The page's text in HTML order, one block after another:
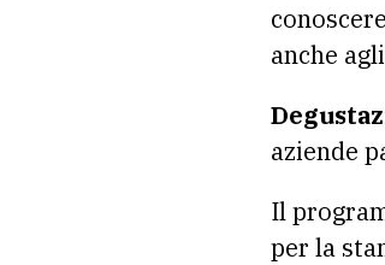
anche
aziende
Il
per la